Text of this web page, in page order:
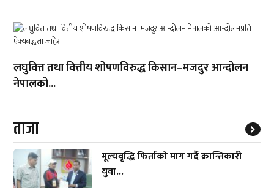
लघुवित्त तथा वित्तीय शोषणविरुद्ध किसान–मजदुर आन्दोलन
नेपालको...
ताजा
मूल्यवृद्धि फिर्ताको माग गर्दै क्रान्तिकारी
युवा...